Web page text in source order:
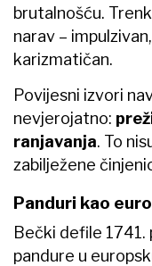
brutalnošću.
narav –
karizmatičan.
Povijesni izvori
nevjerojatno:
ranjavanja. To
zabilježene
Panduri kao
Bečki defile
pandure u